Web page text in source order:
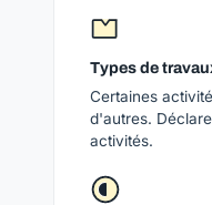
Types de
Certaines
d'autres.
activités.